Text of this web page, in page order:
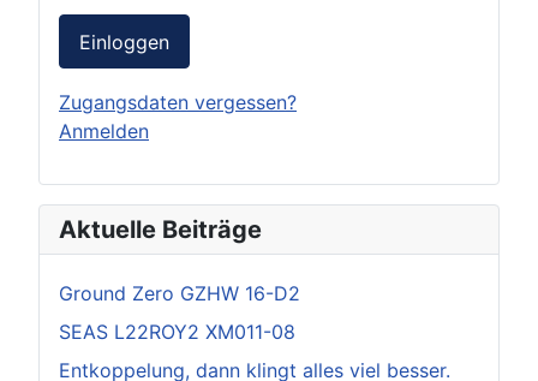
Einloggen
Zugangsdaten vergessen?
Anmelden
Aktuelle Beiträge
Ground Zero GZHW 16-D2
SEAS L22ROY2 XM011-08
Entkoppelung, dann klingt alles viel besser.